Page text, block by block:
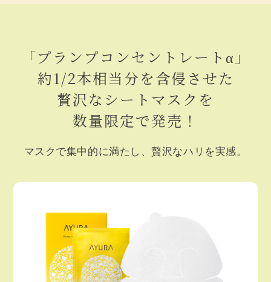
「プランプコンセントレートα」
約1/2本相当分を含侵させた
贅沢なシートマスクを
数量限定で発売！
マスクで集中的に満たし、贅沢なハリを実感。